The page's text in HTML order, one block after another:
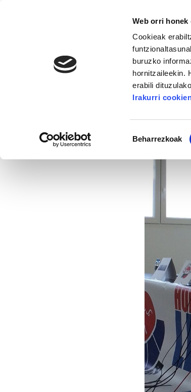
Web orri
Cookieak
buruzko
hornitzaileekin.
erabili
Irakurri
Beharrezkoak
MANU
Ertzaintzaren